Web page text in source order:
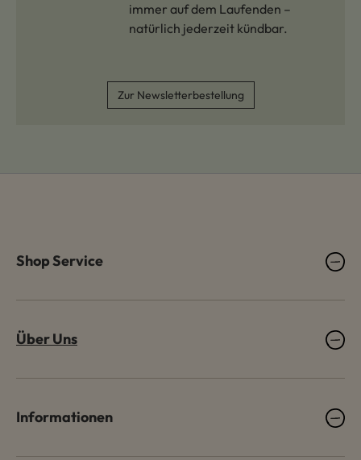
immer auf dem Laufenden –
natürlich jederzeit kündbar.
Zur Newsletterbestellung
Shop Service
Über Uns
Informationen